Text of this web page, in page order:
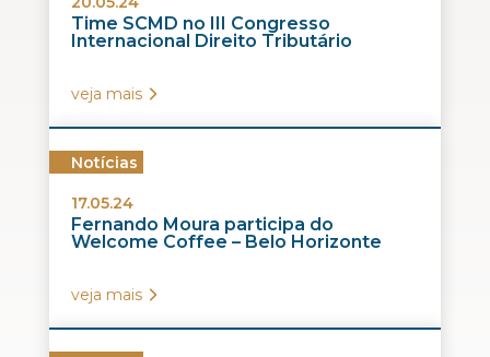
Time SCMD no III Congresso
Internacional Direito Tributário
veja mais
Notícias
17.05.24
Fernando Moura participa do
Welcome Coffee – Belo Horizonte
veja mais